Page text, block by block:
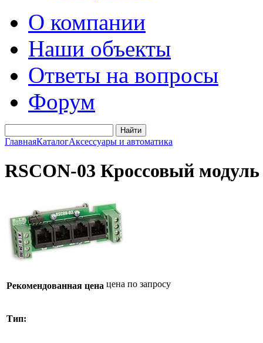
О компании
Наши объекты
Ответы на вопросы
Форум
ГлавнаяКаталогАксессуары и автоматика
RSCON-03 Кроссовый модуль
Рекомендованная цена цена по запросу
Тип: